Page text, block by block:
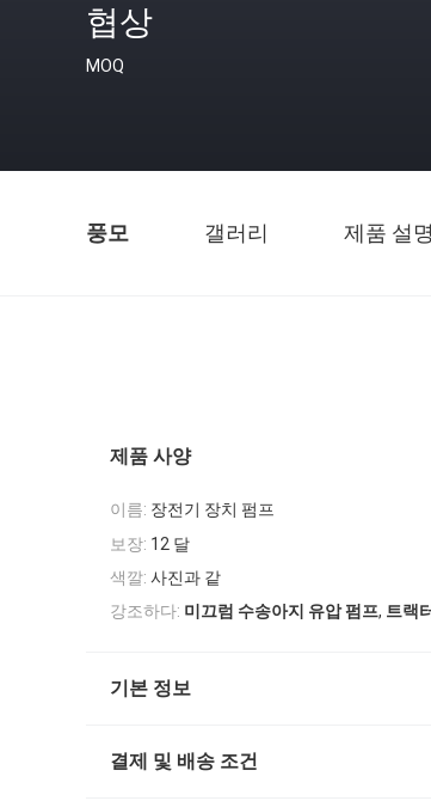
협상
MOQ
풍모 갤러리 제품 설명
제품 사양
이름: 장전기 장치 펌프
보장: 12 달
색깔: 사진과 같
강조하다: 미끄럼 수송아지 유압 펌프, 트랙
기본 정보
결제 및 배송 조건